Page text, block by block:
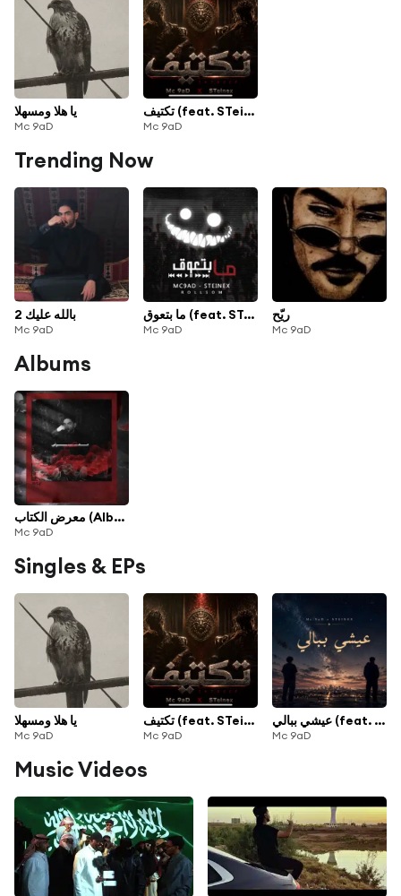
يا هلا ومسهلا
Mc 9aD
تكتيف (feat. STeinex)
Mc 9aD
Trending Now
بالله عليك 2
Mc 9aD
ما بتعوق (feat. STeinex)
Mc 9aD
ريّح
Mc 9aD
Albums
معرض الكتاب (Album)
Mc 9aD
Singles & EPs
يا هلا ومسهلا
Mc 9aD
تكتيف (feat. STeinex)
Mc 9aD
عيشي ببالي (feat. STeinex)
Mc 9aD
Music Videos